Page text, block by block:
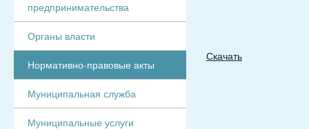
Скачать
предпринимательства
Органы власти
Нормативно-правовые акты
Муниципальная служба
Муниципальные услуги